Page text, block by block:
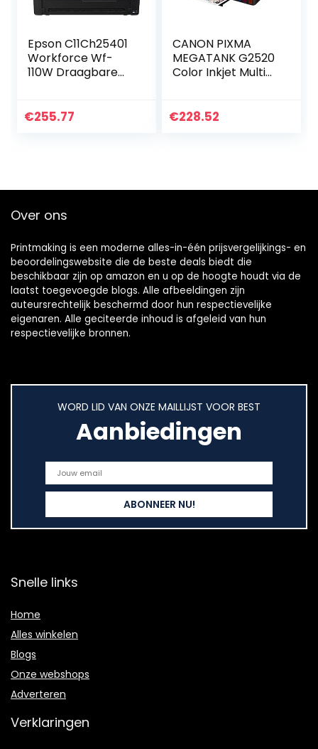
Epson C11Ch25401
Workforce Wf-
110W Draagbare
€255.77
CANON PIXMA
MEGATANK G2520
Color Inkjet Multi
€228.52
Over ons
Printmaking is een moderne alles-in-één prijsvergelijkings- en
beoordelingswebsite die de beste deals biedt die
beschikbaar zijn op amazon en u op de hoogte houdt via de
laatst toegevoegde blogs. Alle afbeeldingen zijn
auteursrechtelijk beschermd door hun respectievelijke
eigenaren. Alle geciteerde inhoud is afgeleid van hun
respectievelijke bronnen.
WORD LID VAN ONZE MAILLIJST VOOR BEST
Aanbiedingen
Snelle links
Home
Alles winkelen
Blogs
Onze webshops
Adverteren
Verklaringen